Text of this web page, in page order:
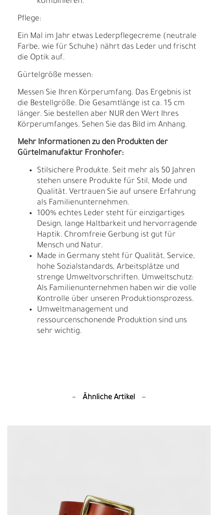
Pflege:
Ein Mal im Jahr etwas Lederpflegecreme (neutrale
Farbe, wie für Schuhe) nährt das Leder und frischt
die Optik auf.
Gürtelgröße messen:
Messen Sie Ihren Körperumfang. Das Ergebnis ist
die Bestellgröße. Die Gesamtlänge ist ca. 15 cm
länger. Sie bestellen aber NUR den Wert Ihres
Körperumfanges. Sehen Sie das Bild im Anhang.
Mehr Informationen zu den Produkten der
Gürtelmanufaktur Fronhofer:
Stilsichere Produkte. Seit mehr als 50 Jahren
stehen unsere Produkte für Stil, Mode und
Qualität. Vertrauen Sie auf unsere Erfahrung
als Familienunternehmen.
100% echtes Leder steht für einzigartiges
Design, lange Haltbarkeit und hervorragende
Haptik. Chromfreie Gerbung ist gut für
Mensch und Natur.
Made in Germany steht für Qualität, Service,
hohe Sozialstandards, Arbeitsplätze und
strenge Umweltvorschriften. Umweltschutz:
Als Familienunternehmen haben wir die volle
Kontrolle über unseren Produktionsprozess.
Umweltmanagement und
ressourcenschonende Produktion sind uns
sehr wichtig.
Ähnliche Artikel